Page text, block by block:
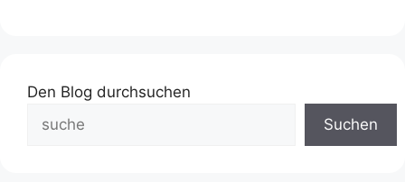
Den Blog durchsuchen
Suchen